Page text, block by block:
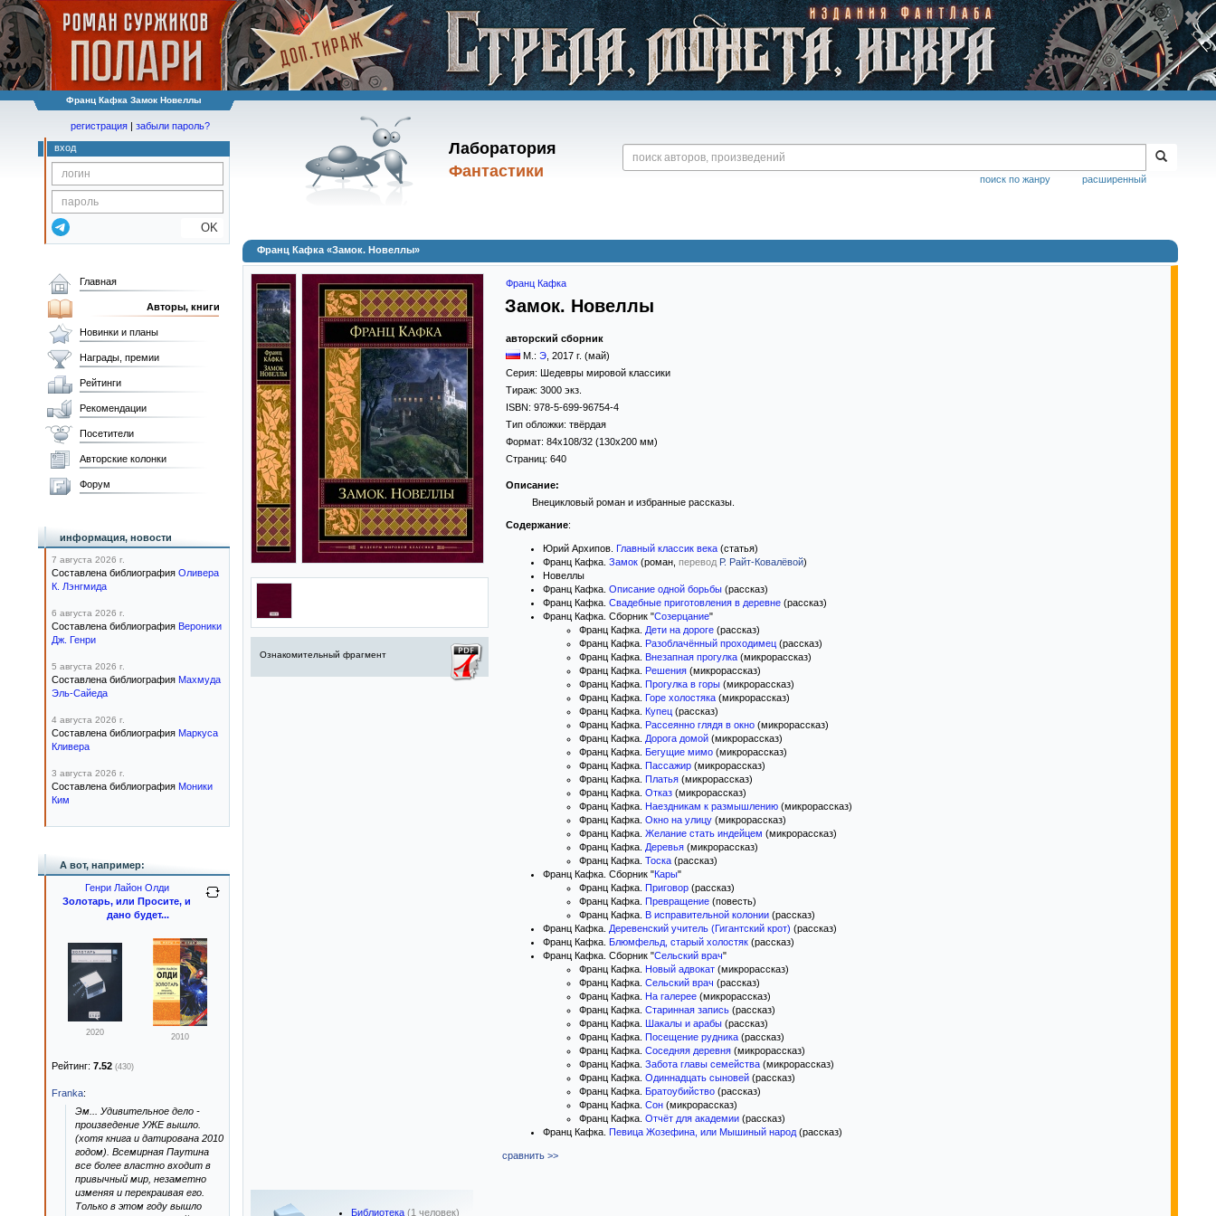
Франц Кафка Замок Новеллы
Лаборатория
Фантастики
расширенный
поиск по жанру
регистрация | забыли пароль?
вход
OK
Франц Кафка «Замок. Новеллы»
Ознакомительный фрагмент
Франц Кафка
Замок. Новеллы
авторский сборник
М.: Э 2017 г. (май)
Серия: Шедевры мировой классики
Тираж: 3000 экз.
ISBN: 978-5-699-96754-4
Тип обложки: твёрдая
Формат: 84x108/32 (130x200 мм)
Страниц: 640
Описание:
Внецикловый роман и избранные рассказы.
Содержание:
Юрий Архипов. Главный классик века (статья)
Франц Кафка. Замок (роман, перевод Р. Райт-Ковалёвой)
Новеллы
Франц Кафка. Описание одной борьбы (рассказ)
Франц Кафка. Свадебные приготовления в деревне (рассказ)
Франц Кафка. Сборник "Созерцание"
Франц Кафка. Дети на дороге (рассказ)
Франц Кафка. Разоблачённый проходимец (рассказ)
Франц Кафка. Внезапная прогулка (микрорассказ)
Франц Кафка. Решения (микрорассказ)
Франц Кафка. Прогулка в горы (микрорассказ)
Франц Кафка. Горе холостяка (микрорассказ)
Франц Кафка. Купец (рассказ)
Франц Кафка. Рассеянно глядя в окно (микрорассказ)
Франц Кафка. Дорога домой (микрорассказ)
Франц Кафка. Бегущие мимо (микрорассказ)
Франц Кафка. Пассажир (микрорассказ)
Франц Кафка. Платья (микрорассказ)
Франц Кафка. Отказ (микрорассказ)
Франц Кафка. Наездникам к размышлению (микрорассказ)
Франц Кафка. Окно на улицу (микрорассказ)
Франц Кафка. Желание стать индейцем (микрорассказ)
Франц Кафка. Деревья (микрорассказ)
Франц Кафка. Тоска (рассказ)
Франц Кафка. Сборник "Кары"
Франц Кафка. Приговор (рассказ)
Франц Кафка. Превращение (повесть)
Франц Кафка. В исправительной колонии (рассказ)
Франц Кафка. Деревенский учитель (Гигантский крот) (рассказ)
Франц Кафка. Блюмфельд, старый холостяк (рассказ)
Франц Кафка. Сборник "Сельский врач"
Франц Кафка. Новый адвокат (микрорассказ)
Франц Кафка. Сельский врач (рассказ)
Франц Кафка. На галерее (микрорассказ)
Франц Кафка. Старинная запись (рассказ)
Франц Кафка. Шакалы и арабы (рассказ)
Франц Кафка. Посещение рудника (рассказ)
Франц Кафка. Соседняя деревня (микрорассказ)
Франц Кафка. Забота главы семейства (микрорассказ)
Франц Кафка. Одиннадцать сыновей (рассказ)
Франц Кафка. Братоубийство (рассказ)
Франц Кафка. Сон (микрорассказ)
Франц Кафка. Отчёт для академии (рассказ)
Франц Кафка. Певица Жозефина, или Мышиный народ (рассказ)
сравнить >>
Библиотека (1 человек)
Главная
Авторы, книги
Новинки и планы
Награды, премии
Рейтинги
Рекомендации
Посетители
Авторские колонки
Форум
информация, новости
7 августа 2026 г.
Составлена библиография Оливера
К. Лэнгмида
6 августа 2026 г.
Составлена библиография Вероники
Дж. Генри
5 августа 2026 г.
Составлена библиография Махмуда
Эль-Сайеда
4 августа 2026 г.
Составлена библиография Маркуса
Кливера
3 августа 2026 г.
Составлена библиография Моники
Ким
А вот, например:
Генри Лайон Олди
Золотарь, или Просите, и
дано будет...
2020 2010
Рейтинг: 7.52 (430)
Franka:
Эм... Удивительное дело -
произведение УЖЕ вышло.
(хотя книга и датирована 2010
годом). Всемирная Паутина
все более властно входит в
привычный мир, незаметно
изменяя и перекраивая его.
Только в этом году вышло